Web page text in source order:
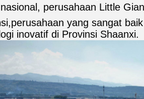
perusahaan Little
yang sangat
inovatif di Provinsi Shaanxi.